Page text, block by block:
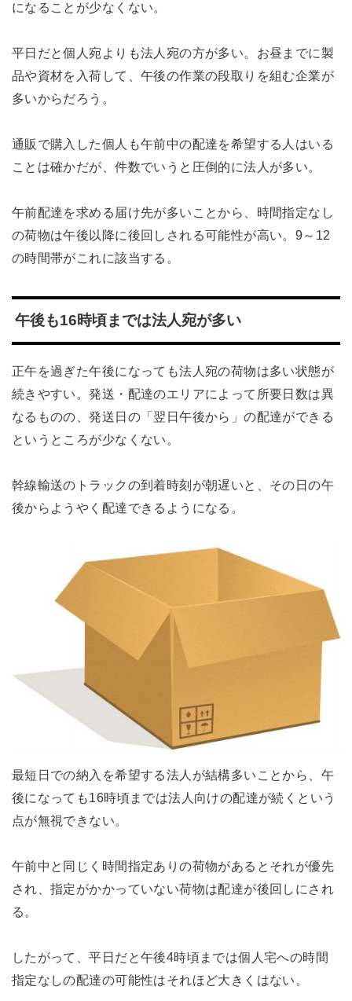
になることが少なくない。
平日だと個人宛よりも法人宛の方が多い。お昼までに製
品や資材を入荷して、午後の作業の段取りを組む企業が
多いからだろう。
通販で購入した個人も午前中の配達を希望する人はいる
ことは確かだが、件数でいうと圧倒的に法人が多い。
午前配達を求める届け先が多いことから、時間指定なし
の荷物は午後以降に後回しされる可能性が高い。9～12
の時間帯がこれに該当する。
午後も16時頃までは法人宛が多い
正午を過ぎた午後になっても法人宛の荷物は多い状態が
続きやすい。発送・配達のエリアによって所要日数は異
なるものの、発送日の「翌日午後から」の配達ができる
というところが少なくない。
幹線輸送のトラックの到着時刻が朝遅いと、その日の午
後からようやく配達できるようになる。
最短日での納入を希望する法人が結構多いことから、午
後になっても16時頃までは法人向けの配達が続くという
点が無視できない。
午前中と同じく時間指定ありの荷物があるとそれが優先
され、指定がかかっていない荷物は配達が後回しにされ
る。
したがって、平日だと午後4時頃までは個人宅への時間
指定なしの配達の可能性はそれほど大きくはない。